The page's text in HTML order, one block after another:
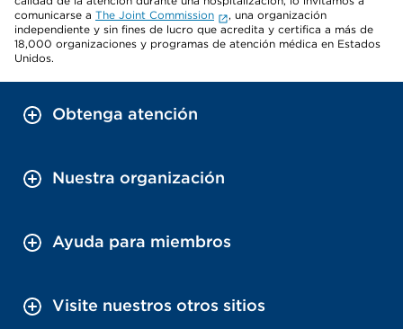
comunicarse a The Joint Commission
, una organización
independiente y sin fines de lucro que acredita y certifica a más de
18,000 organizaciones y programas de atención médica en Estados
Unidos.
Obtenga atención
Nuestra organización
Ayuda para miembros
Visite nuestros otros sitios